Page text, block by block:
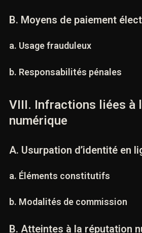
b. Manipulations électroniques
B. Moyens de paiement
a. Usage frauduleux
VIII. Infractions liées à
numérique
A. Usurpation d’identité en
a. Éléments constitutifs
b. Modalités de commission